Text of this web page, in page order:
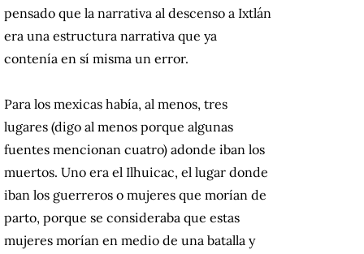
pensado que la narrativa al descenso a Ixtlán
era una estructura narrativa que ya
contenía en sí misma un error.
Para los mexicas había, al menos, tres
lugares (digo al menos porque algunas
fuentes mencionan cuatro) adonde iban los
muertos. Uno era el Ilhuicac, el lugar donde
iban los guerreros o mujeres que morían de
parto, porque se consideraba que estas
mujeres morían en medio de una batalla y